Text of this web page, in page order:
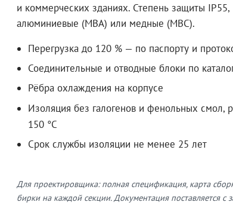
и коммерческих зданиях. Степень защиты
алюминиевые (МВА) или медные (МВС).
Перегрузка до 120 % — по паспорту и
Соединительные и отводные блоки по
Рёбра охлаждения на корпусе
Изоляция без галогенов и фенольных смол,
150 °C
Срок службы изоляции не менее 25 лет
Для проектировщика: полная спецификация, карта
бирки на каждой секции. Документация поставляется с